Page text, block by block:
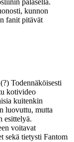
palasella.
kunnon
fanit pitävät
Todennäköisesti
kotivideo
kuitenkin
luovuttu, mutta
esittelyä.
voitavat
sekä tietysti Fantom